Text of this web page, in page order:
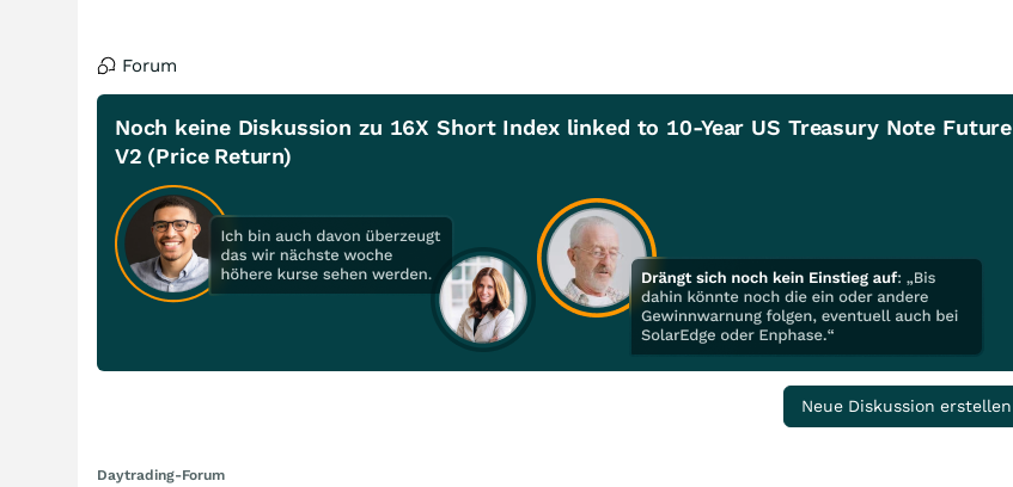
Forum
Noch keine Diskussion zu 16X Short Index linked to 10-Year US Treasury Note Future
V2 (Price Return)
Neue Diskussion erstellen
Daytrading-Forum